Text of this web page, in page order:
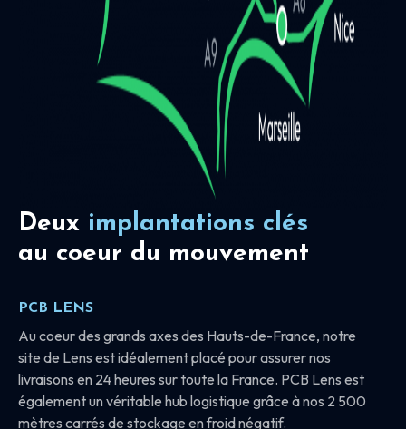
Deux implantations clés
au coeur du mouvement
PCB LENS
Au coeur des grands axes des Hauts-de-France, notre
site de Lens est idéalement placé pour assurer nos
livraisons en 24 heures sur toute la France. PCB Lens est
également un véritable hub logistique grâce à nos 2 500
mètres carrés de stockage en froid négatif.